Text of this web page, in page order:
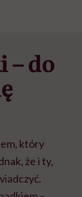
– do
który
że i ty,